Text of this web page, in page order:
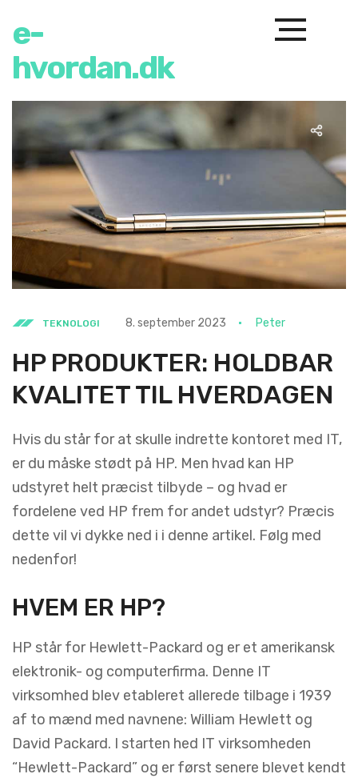
e-
hvordan.dk
TEKNOLOGI 8. september 2023 Peter
HP PRODUKTER: HOLDBAR
KVALITET TIL HVERDAGEN
Hvis du står for at skulle indrette kontoret med IT,
er du måske stødt på HP. Men hvad kan HP
udstyret helt præcist tilbyde – og hvad er
fordelene ved HP frem for andet udstyr? Præcis
dette vil vi dykke ned i i denne artikel. Følg med
nedenfor!
HVEM ER HP?
HP står for Hewlett-Packard og er et amerikansk
elektronik- og computerfirma. Denne IT
virksomhed blev etableret allerede tilbage i 1939
af to mænd med navnene: William Hewlett og
David Packard. I starten hed IT virksomheden
“Hewlett-Packard” og er først senere blevet kendt